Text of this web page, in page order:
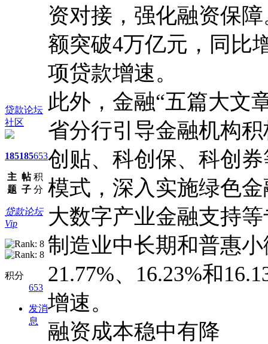
贷款论坛
社区
185
主
题
185
帖
子
653
积
分
贷款论坛
Vip
积分
653
发消
息
资对接，强化融资保
额突破4万亿元，同比
项贷款增速。
此外，金融“五篇大文
省分行引导金融机构
创贴、科创保、科创
模式，深入实施绿色
大数字产业金融支持
制造业中长期和普惠
21.77%、16.23%和
增速。
融资成本稳中有降